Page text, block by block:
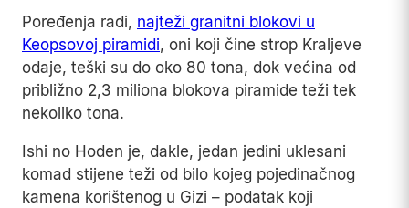
Poređenja radi, najteži granitni blokovi u
Keopsovoj piramidi, oni koji čine strop Kraljeve
odaje, teški su do oko 80 tona, dok većina od
približno 2,3 miliona blokova piramide teži tek
nekoliko tona.
Ishi no Hoden je, dakle, jedan jedini uklesani
komad stijene teži od bilo kojeg pojedinačnog
kamena korištenog u Gizi – podatak koji